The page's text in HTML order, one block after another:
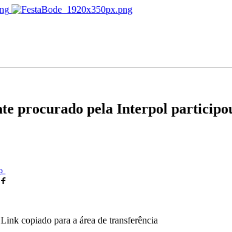
procurado pela Interpol
Link copiado para a área de transferência